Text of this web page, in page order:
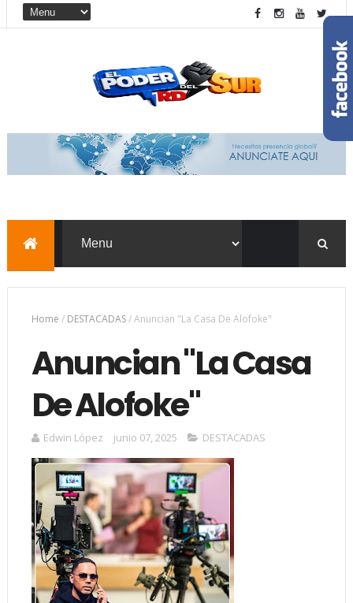
Home / DESTACADAS/Anuncian "La Casa De Alofoke"
Anuncian "La Casa
De Alofoke"
Edwin López junio 07, 2025 DESTACADAS